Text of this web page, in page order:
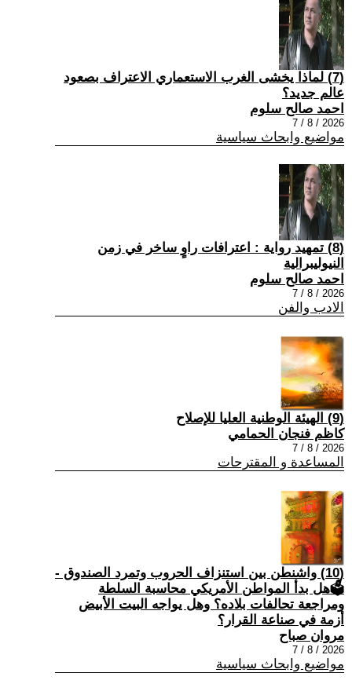
(7) لماذا يخشى الغرب الاستعماري الاعتراف بصعود
عالم جديد؟
احمد صالح سلوم
2026 / 8 / 7
مواضيع وابحاث سياسية
(8) تمهيد رواية : اعترافات راوٍ ساخر في زمن
النيوليبرالية
احمد صالح سلوم
2026 / 8 / 7
الادب والفن
(9) الهيئة الوطنية العليا للإصلاح
كاظم فنجان الحمامي
2026 / 8 / 7
المساعدة و المقترحات
(10) واشنطن بين استنزاف الحروب وتمرد الصندوق -
🗳هل بدأ المواطن الأمريكي محاسبة السلطة
ومراجعة تحالفات بلاده؟ وهل يواجه البيت الأبيض
أزمة في صناعة القرار؟
مروان صباح
2026 / 8 / 7
مواضيع وابحاث سياسية